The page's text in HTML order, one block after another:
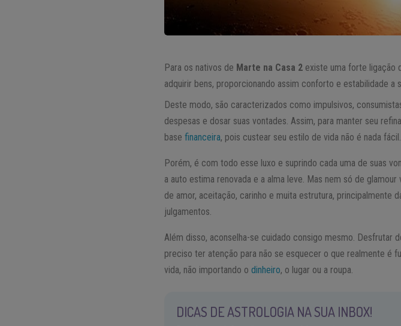
Para os nativos de Marte na Casa 2 existe uma forte ligação
adquirir bens, proporcionando assim conforto e estabilidade a
Deste modo, são caracterizados como impulsivos,
despesas e dosar suas vontades. Assim, para manter seu
basefinanceira, pois custear seu estilo de vida não é nada fácil.
Porém, é com todo esse luxo e suprindo cada uma de suas
a auto estima renovada e a alma leve. Mas nem só de
de amor, aceitação, carinho e muita estrutura, principalmente
julgamentos.
Além disso, aconselha-se cuidado consigo mesmo. Desfrutar
preciso ter atenção para não se esquecer o que realmente é
vida, não importando odinheiro, o lugar ou a roupa.
DICAS DE ASTROLOGIA NA SUA INBOX!